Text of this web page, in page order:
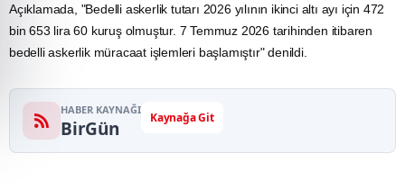
Açıklamada, "Bedelli askerlik tutarı 2026 yılının ikinci altı ayı için 472
bin 653 lira 60 kuruş olmuştur. 7 Temmuz 2026 tarihinden itibaren
bedelli askerlik müracaat işlemleri başlamıştır" denildi.
HABER KAYNAĞI
BirGün Kaynağa Git